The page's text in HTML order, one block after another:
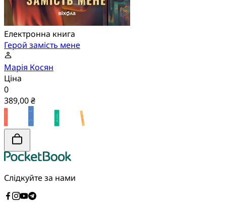
Електронна книга
Герой замість мене
Марія Косян
Ціна
0
389,00 ₴
Слідкуйте за нами